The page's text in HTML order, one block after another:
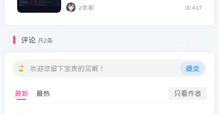
2年前 417
评论 共2条
欢迎您留下宝贵的见解！ 提交
最新 最热 只看作者